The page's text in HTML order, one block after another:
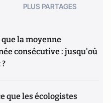
PLUS PARTAGES
la moyenne
consécutive : jusqu'où
que les écologistes